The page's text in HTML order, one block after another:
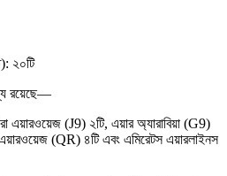
২০টি
রয়েছে—
(J9) ২টি, এয়ার অ্যারাবিয়া (G9)
(QR) ৪টি এবং এমিরেটস এয়ারলাইনস